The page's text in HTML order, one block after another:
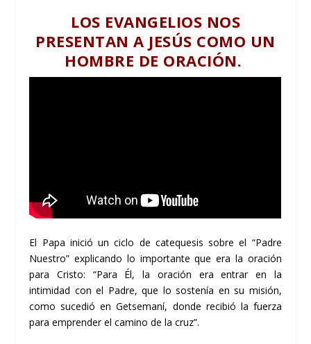
LOS EVANGELIOS NOS
PRESENTAN A JESÚS COMO UN
HOMBRE DE ORACIÓN.
El Papa inició un ciclo de catequesis sobre el “Padre
Nuestro” explicando lo importante que era la oración
para Cristo: “Para Él, la oración era entrar en la
intimidad con el Padre, que lo sostenía en su misión,
como sucedió en Getsemaní, donde recibió la fuerza
para emprender el camino de la cruz”.